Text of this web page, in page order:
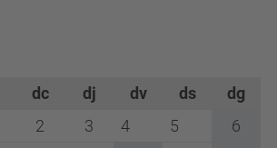
dc dj dv ds
dg
2 3 4 5
6